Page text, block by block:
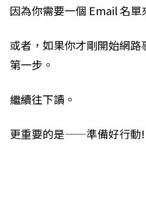
因為你需要一個 Email 名單
或者，如果你才剛開始網
第一步。
繼續往下讀。
更重要的是——準備好行動!